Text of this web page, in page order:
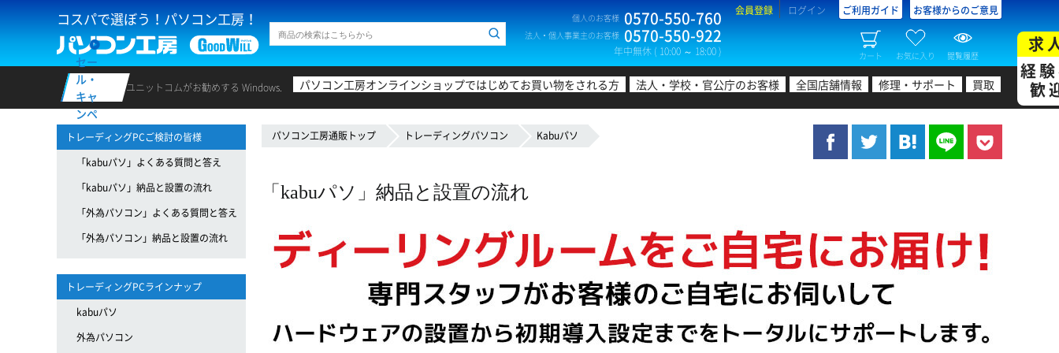
コスパで選ぼう！パソコン工房！ 個人のお客様 0570-550-760
法人・個人事業主のお客様 0570-550-922
年中無休 ( 10:00 ～ 18:00 )
会員登録 ログイン ご利用ガイド お客様からのご意見
カート お気に入り 閲覧履歴
セー
ル・
キャ
ンペ
ーン
ユニットコムがお勧めする Windows. パソコン工房オンラインショップではじめてお買い物をされる方 法人・学校・官公庁のお客様 全国店舗情報 修理・サポート 買取
求
経
歓
パソコン工房通販トップ トレーディングパソコン Kabuパソ
「kabuパソ」納品と設置の流れ
トレーディングPCご検討の皆様
「kabuパソ」よくある質問と答え
「kabuパソ」納品と設置の流れ
「外為パソコン」よくある質問と答え
「外為パソコン」納品と設置の流れ
トレーディングPCラインナップ
kabuパソ
外為パソコン